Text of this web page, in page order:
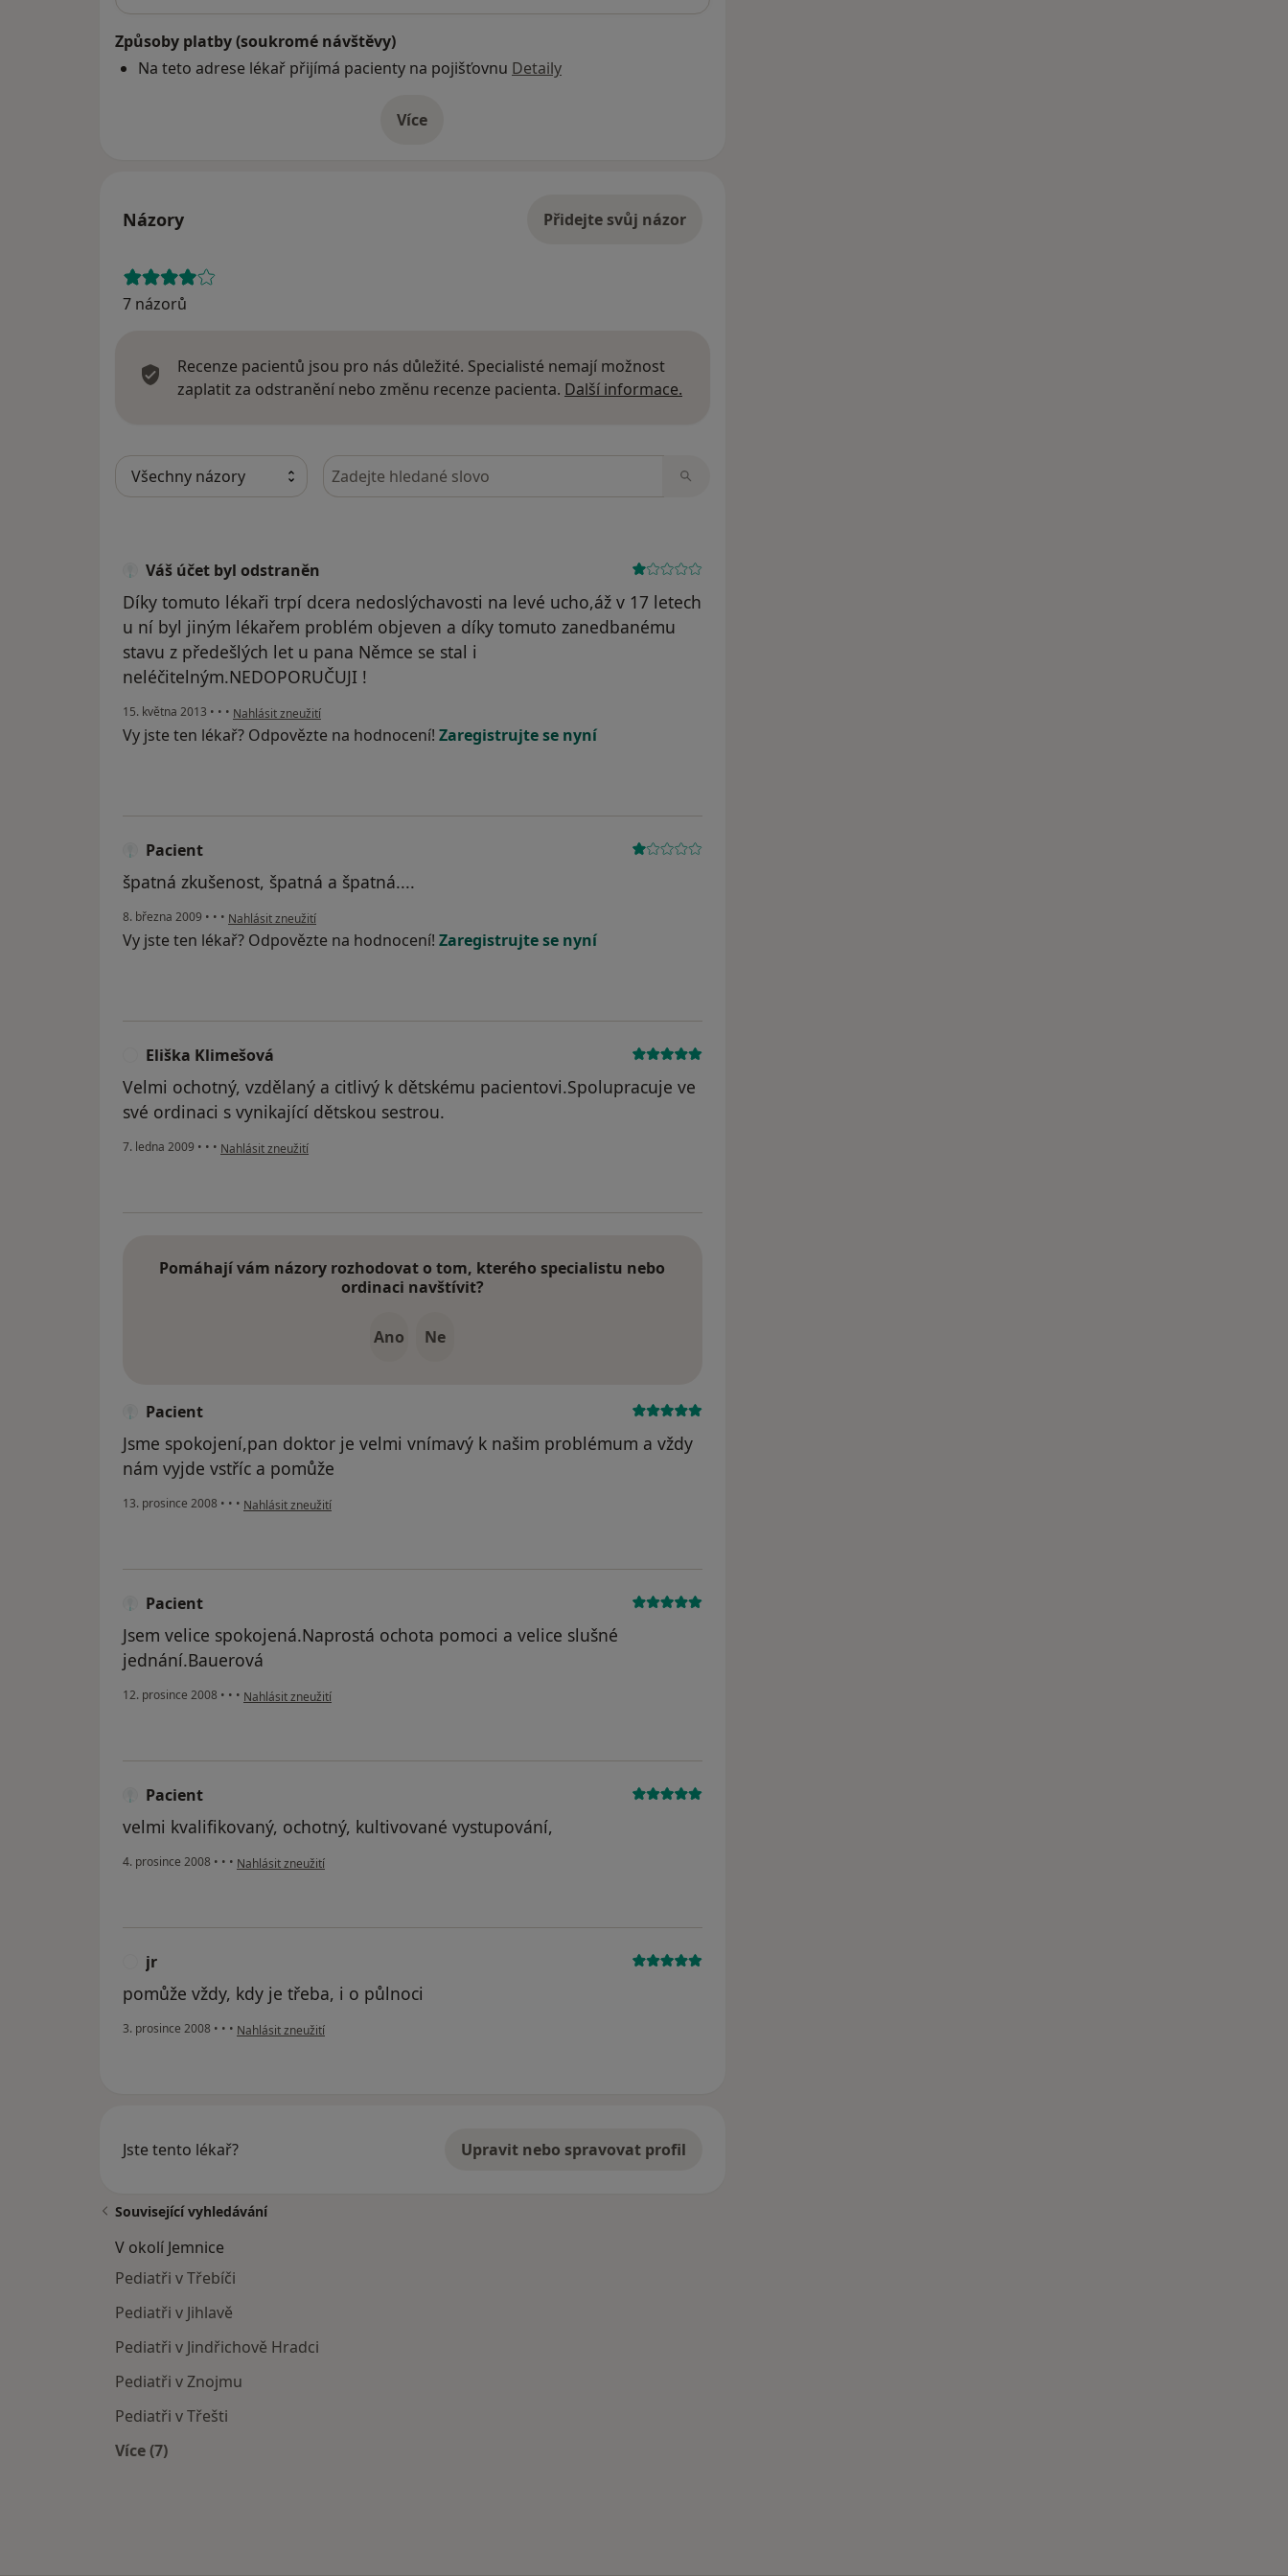
Způsoby platby (soukromé návštěvy)
Na teto adrese lékař přijímá pacienty na pojišťovnu Detaily
Víceo adrese
Názory Přidejte svůj názor
7 názorů
Recenze pacientů jsou pro nás důležité. Specialisté nemají možnost
zaplatit za odstranění nebo změnu recenze pacienta. Další informace.
Hledejte v názorech
Váš účet byl odstraněn
Díky tomuto lékaři trpí dcera nedoslýchavosti na levé ucho,áž v 17 letech
u ní byl jiným lékařem problém objeven a díky tomuto zanedbanému
stavu z předešlých let u pana Němce se stal i
neléčitelným.NEDOPORUČUJI !
15. května 2013 • • • podle názoru uživatele Váš účet byl odstraněn
Nahlásit zneužití
Vy jste ten lékař? Odpovězte na hodnocení! Zaregistrujte se nyní
Pacient
špatná zkušenost, špatná a špatná....
8. března 2009 • • • podle názoru uživatele Pacient
Nahlásit zneužití
Vy jste ten lékař? Odpovězte na hodnocení! Zaregistrujte se nyní
Eliška Klimešová
Velmi ochotný, vzdělaný a citlivý k dětskému pacientovi.Spolupracuje ve
své ordinaci s vynikající dětskou sestrou.
7. ledna 2009 • • • podle názoru uživatele Eliška Klimešová
Nahlásit zneužití
Pomáhají vám názory rozhodovat o tom, kterého specialistu nebo
ordinaci navštívit?
Ano Ne
Pacient
Jsme spokojení,pan doktor je velmi vnímavý k našim problémum a vždy
nám vyjde vstříc a pomůže
13. prosince 2008 • • • podle názoru uživatele Pacient
Nahlásit zneužití
Pacient
Jsem velice spokojená.Naprostá ochota pomoci a velice slušné
jednání.Bauerová
12. prosince 2008 • • • podle názoru uživatele Pacient
Nahlásit zneužití
Pacient
velmi kvalifikovaný, ochotný, kultivované vystupování,
4. prosince 2008 • • • podle názoru uživatele Pacient
Nahlásit zneužití
jr
pomůže vždy, kdy je třeba, i o půlnoci
3. prosince 2008 • • • podle názoru uživatele jr
Nahlásit zneužití
Jste tento lékař? Upravit nebo spravovat profil
Související vyhledávání
V okolí Jemnice
Pediatři v Třebíči
Pediatři v Jihlavě
Pediatři v Jindřichově Hradci
Pediatři v Znojmu
Pediatři v Třešti
Více (7)